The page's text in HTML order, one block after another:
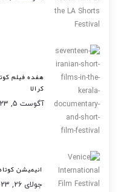
هفده فیلم
کرالا
آگوست 5, 2023
انیمیشن
جولای 26, 2023